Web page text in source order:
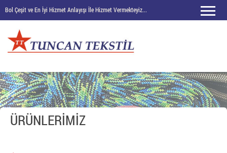
Bol Çeşit ve En İyi Hizmet Anlayışı İle Hizmet Vermekteyiz...
ÜRÜNLERİMİZ